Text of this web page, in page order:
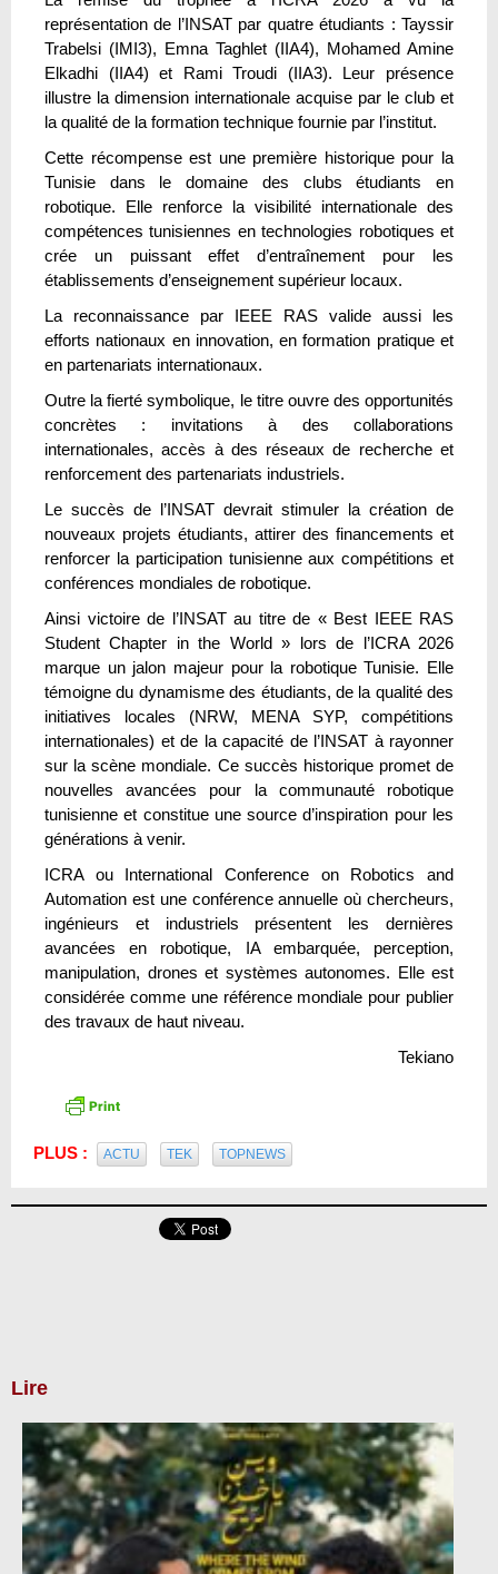
représentation de l’INSAT par quatre étudiants : Tayssir
Trabelsi (IMI3), Emna Taghlet (IIA4), Mohamed Amine
Elkadhi (IIA4) et Rami Troudi (IIA3). Leur présence
illustre la dimension internationale acquise par le club et
la qualité de la formation technique fournie par l’institut.
Cette récompense est une première historique pour la
Tunisie dans le domaine des clubs étudiants en
robotique. Elle renforce la visibilité internationale des
compétences tunisiennes en technologies robotiques et
crée un puissant effet d’entraînement pour les
établissements d’enseignement supérieur locaux.
La reconnaissance par IEEE RAS valide aussi les
efforts nationaux en innovation, en formation pratique et
en partenariats internationaux.
Outre la fierté symbolique, le titre ouvre des opportunités
concrètes : invitations à des collaborations
internationales, accès à des réseaux de recherche et
renforcement des partenariats industriels.
Le succès de l’INSAT devrait stimuler la création de
nouveaux projets étudiants, attirer des financements et
renforcer la participation tunisienne aux compétitions et
conférences mondiales de robotique.
Ainsi victoire de l’INSAT au titre de « Best IEEE RAS
Student Chapter in the World » lors de l’ICRA 2026
marque un jalon majeur pour la robotique Tunisie. Elle
témoigne du dynamisme des étudiants, de la qualité des
initiatives locales (NRW, MENA SYP, compétitions
internationales) et de la capacité de l’INSAT à rayonner
sur la scène mondiale. Ce succès historique promet de
nouvelles avancées pour la communauté robotique
tunisienne et constitue une source d’inspiration pour les
générations à venir.
ICRA ou International Conference on Robotics and
Automation est une conférence annuelle où chercheurs,
ingénieurs et industriels présentent les dernières
avancées en robotique, IA embarquée, perception,
manipulation, drones et systèmes autonomes. Elle est
considérée comme une référence mondiale pour publier
des travaux de haut niveau.
Tekiano
PLUS : ACTU TEK TOPNEWS
Lire